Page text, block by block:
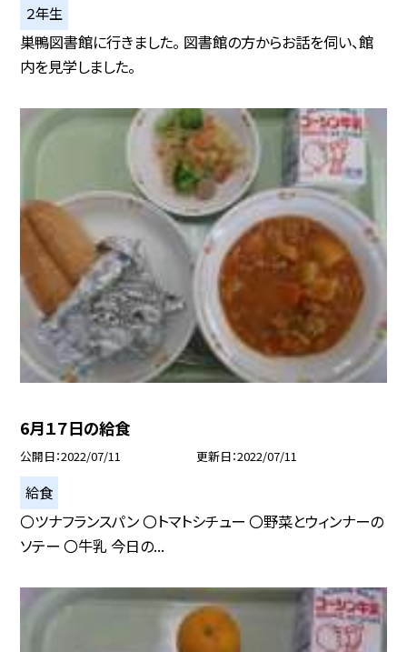
２年生
巣鴨図書館に行きました。 図書館の方からお話を伺い、館
内を見学しました。
6月１７日の給食
公開日 2022/07/11 更新日 2022/07/11
給食
〇ツナフランスパン 〇トマトシチュー 〇野菜とウィンナーの
ソテー 〇牛乳 今日の...